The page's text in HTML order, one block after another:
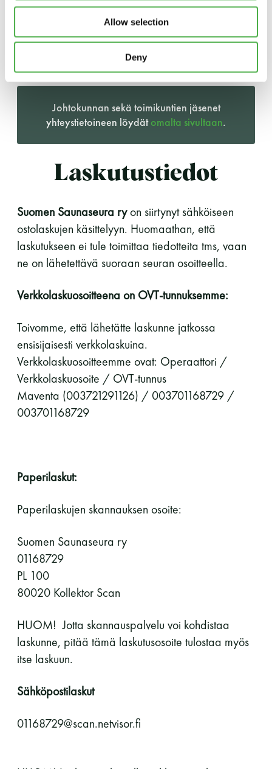
Allow selection
Deny
Johtokunnan sekä toimikuntien jäsenet
yhteystietoineen löydätomalta sivultaan.
Laskutustiedot
Suomen Saunaseura ryon siirtynyt sähköiseen
ostolaskujen käsittelyyn. Huomaathan, että
laskutukseen ei tule toimittaa tiedotteita tms, vaan
ne on lähetettävä suoraan seuran osoitteella.
Verkkolaskuosoitteena on OVT-tunnuksemme:
Toivomme, että lähetätte laskunne jatkossa
ensisijaisesti verkkolaskuina.
Verkkolaskuosoitteemme ovat: Operaattori /
Verkkolaskuosoite / OVT-tunnus
Maventa (003721291126) / 003701168729 /
003701168729
Paperilaskut:
Paperilaskujen skannauksen osoite:
Suomen Saunaseura ry
01168729
PL 100
80020 Kollektor Scan
HUOM! Jotta skannauspalvelu voi kohdistaa
laskunne, pitää tämä laskutusosoite tulostaa myös
itse laskuun.
Sähköpostilaskut
01168729@scan.netvisor.fi